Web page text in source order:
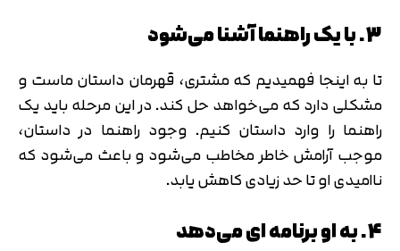
3. با یک راهنما آشنا می‌شود
تا به اینجا فهمیدیم که مشتری، قهرمان داستان ماست و
مشکلی دارد که می‌خواهد حل کند. در این مرحله باید یک
راهنما را وارد داستان کنیم. وجود راهنما در داستان،
موجب آرامش خاطر مخاطب می‌شود و باعث می‌شود که
ناامیدی او تا حد زیادی کاهش یابد.
4. به او برنامه ای می‌دهد